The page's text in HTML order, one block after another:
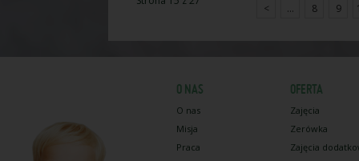
< ... 8 9
O NAS
O nas
Misja
Praca
OFERTA
Zajęcia
Zerówka
Zajęcia